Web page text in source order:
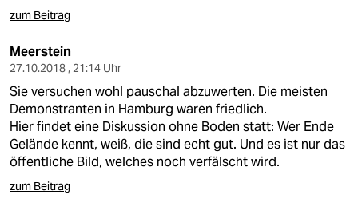
zum Beitrag
Meerstein
27.10.2018 , 21:14 Uhr
Sie versuchen wohl pauschal abzuwerten. Die meisten
Demonstranten in Hamburg waren friedlich.
Hier findet eine Diskussion ohne Boden statt: Wer Ende
Gelände kennt, weiß, die sind echt gut. Und es ist nur das
öffentliche Bild, welches noch verfälscht wird.
zum Beitrag